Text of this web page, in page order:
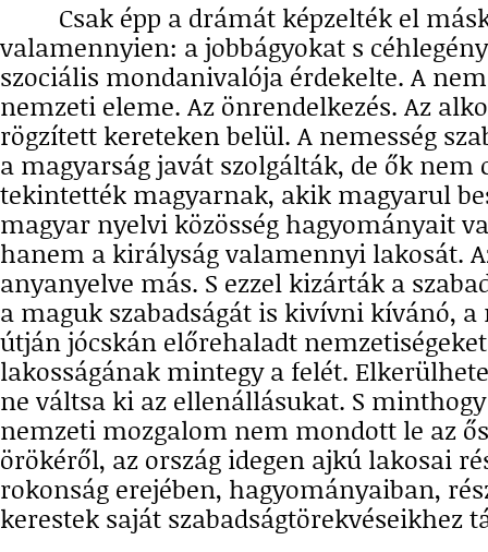
Csak épp a drámát képzelték el
valamennyien: a jobbágyokat s
szociális mondanivalója érdekelte. A
nemzeti eleme. Az önrendelkezés. Az
rögzített kereteken belül. A nemesség
a magyarság javát szolgálták, de ők nem
tekintették magyarnak, akik magyarul
magyar nyelvi közösség hagyományait
hanem a királyság valamennyi lakosát.
anyanyelve más. S ezzel kizárták a
a maguk szabadságát is kivívni kívánó, a
útján jócskán előrehaladt
lakosságának mintegy a felét.
ne váltsa ki az ellenállásukat. S
nemzeti mozgalom nem mondott le az
örökéről, az ország idegen ajkú lakosai
rokonság erejében, hagyományaiban,
kerestek saját szabadságtörekvéseikhez